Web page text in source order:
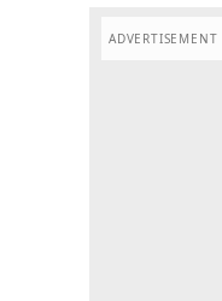
ADVERTISEMENT